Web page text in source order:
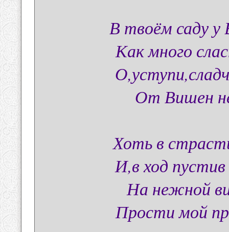
В твоём саду у
Как много
От Вишен
Хоть в
И,в ход
На нежной
Прости мой